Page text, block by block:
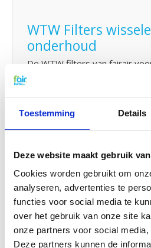
Toestemming Details
Deze website maakt gebruik
Cookies worden gebruikt om
analyseren, advertenties te
functies voor social media te
over het gebruik van onze site
onze partners voor social
Deze partners kunnen de
WTW Filters
onderhoud
De WTW filters van fairair
Excellent kunt u eenvoudig
handleidingom uw WTW filter
ook eenvoudig zelf
klein
G4 Kwaliteit voor
f'air G3 filters hebben een
afvang van G3 filters moet
EN779 normering tussen de
betekent concreet dat f'air